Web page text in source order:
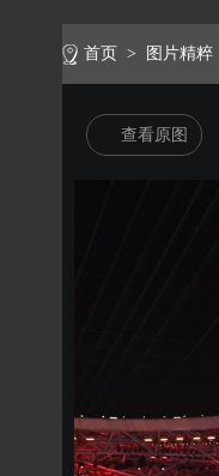
首页 > 图片精粹
查看原图